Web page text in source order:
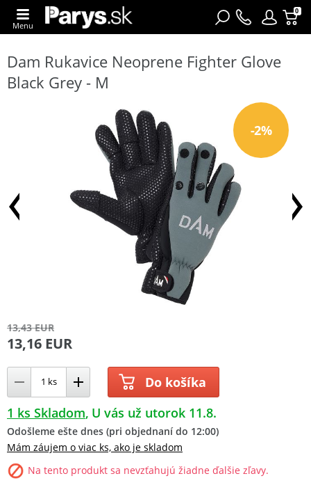
0
Menu
Dam Rukavice Neoprene Fighter Glove
Black Grey - M
-2%
13,43 EUR
13,16 EUR
Do košíka
1 ks Skladom U vás už utorok 11.8.
Odošleme ešte dnes (pri objednaní do 12:00)
Mám záujem o viac ks, ako je skladom
Na tento produkt sa nevzťahujú žiadne ďalšie zľavy.